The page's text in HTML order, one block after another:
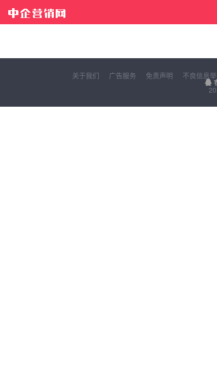
关于我们 广告服务 免责声明
不良信息